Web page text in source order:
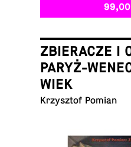
99,00
ZBIERACZE I
PARYŻ-
WIEK
Krzysz­tof Pomian